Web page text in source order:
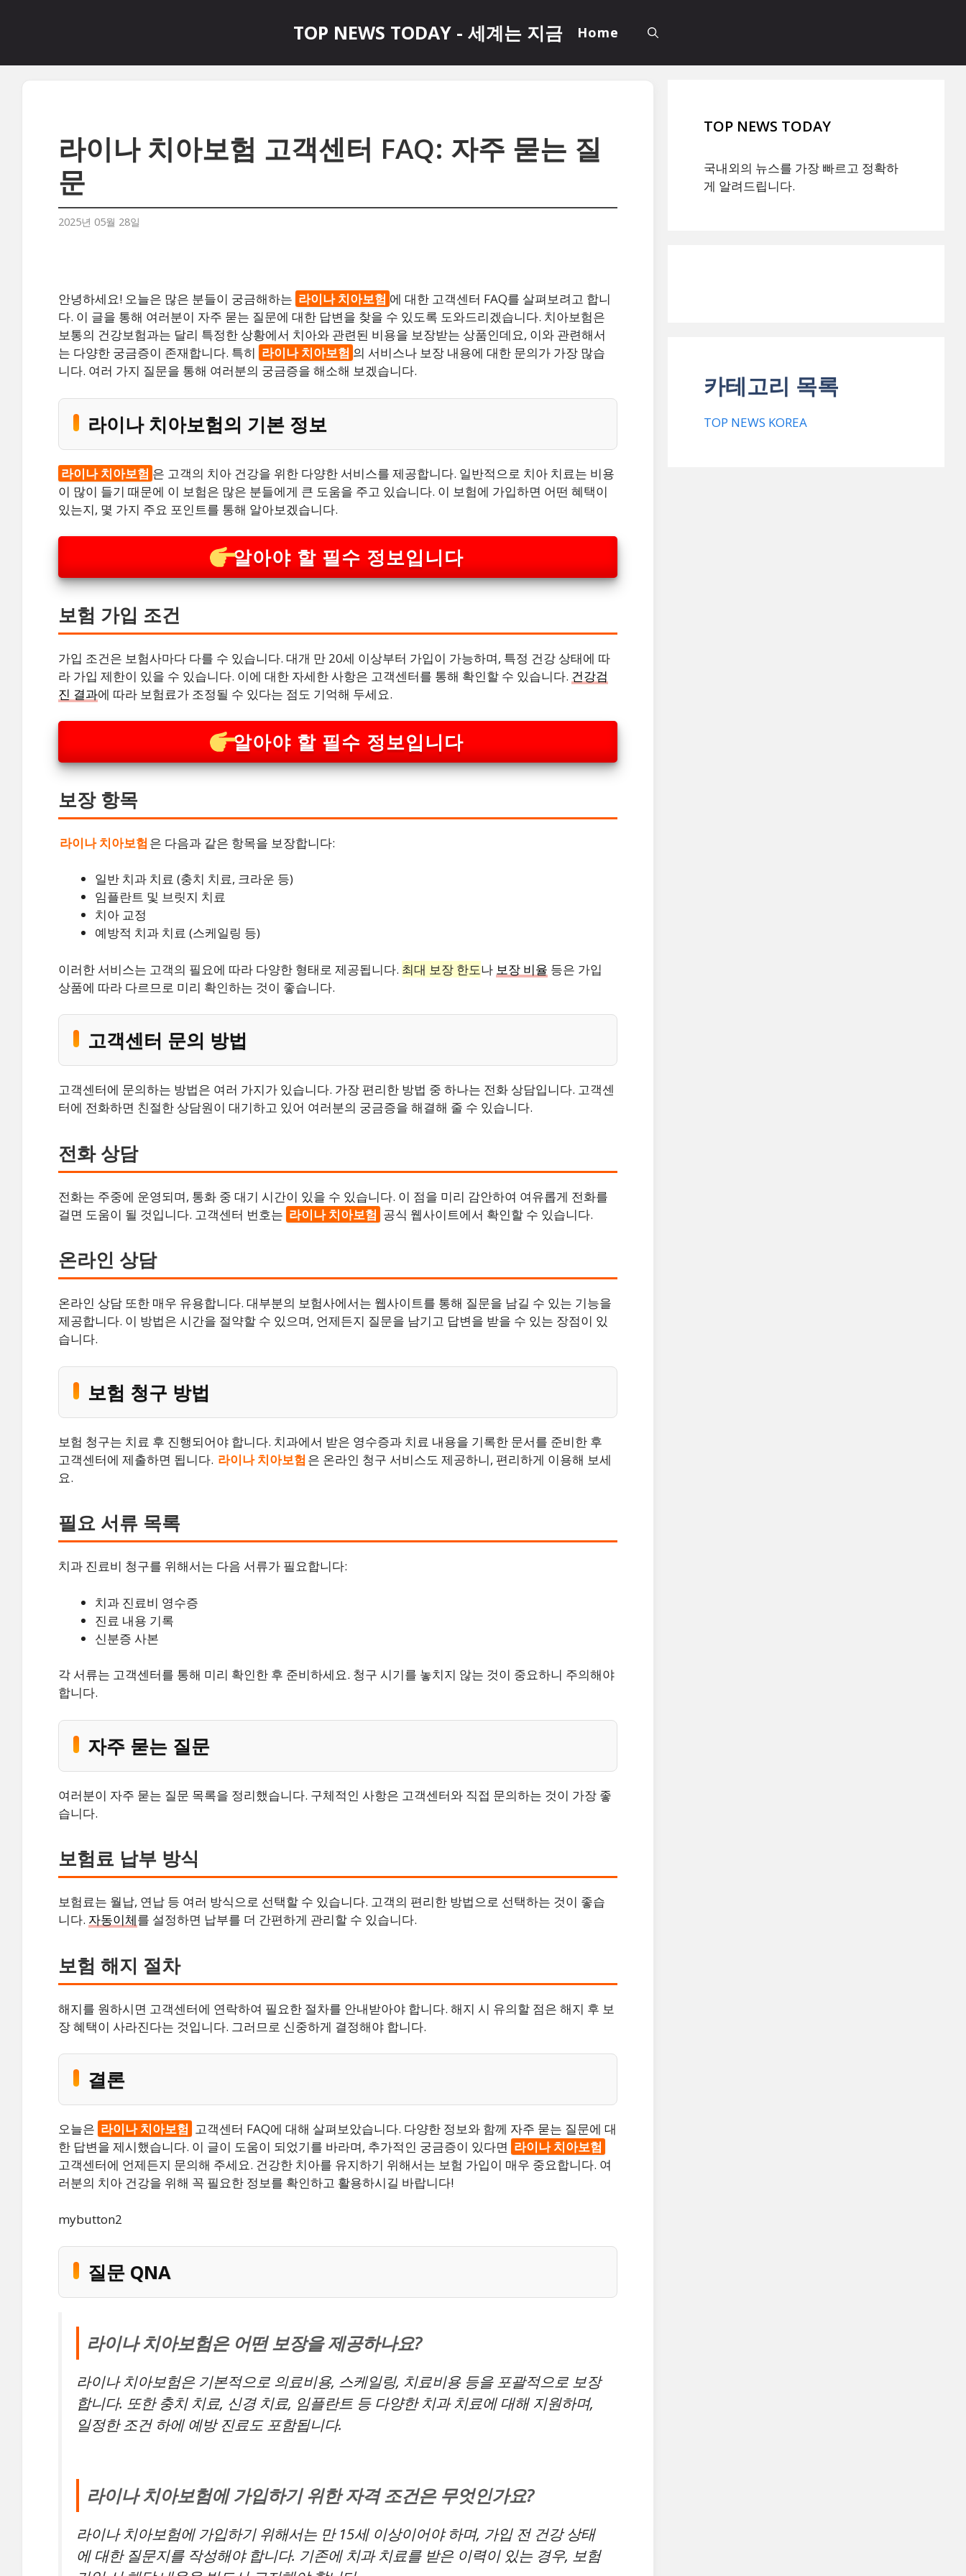
로
TOP NEWS TODAY - 세계는 지금 Home
라이나 치아보험 고객센터 FAQ: 자주 묻는 질
문
2025년 05월 28일
안녕하세요! 오늘은 많은 분들이 궁금해하는 라이나 치아보험 에 대한 고객센터 FAQ를 살펴보려고 합니
다. 이 글을 통해 여러분이 자주 묻는 질문에 대한 답변을 찾을 수 있도록 도와드리겠습니다. 치아보험은
보통의 건강보험과는 달리 특정한 상황에서 치아와 관련된 비용을 보장받는 상품인데요, 이와 관련해서
는 다양한 궁금증이 존재합니다. 특히 라이나 치아보험 의 서비스나 보장 내용에 대한 문의가 가장 많습
니다. 여러 가지 질문을 통해 여러분의 궁금증을 해소해 보겠습니다.
라이나 치아보험의 기본 정보
라이나 치아보험 은 고객의 치아 건강을 위한 다양한 서비스를 제공합니다. 일반적으로 치아 치료는 비용
이 많이 들기 때문에 이 보험은 많은 분들에게 큰 도움을 주고 있습니다. 이 보험에 가입하면 어떤 혜택이
있는지, 몇 가지 주요 포인트를 통해 알아보겠습니다.
알아야 할 필수 정보입니다
보험 가입 조건
가입 조건은 보험사마다 다를 수 있습니다. 대개 만 20세 이상부터 가입이 가능하며, 특정 건강 상태에 따
라 가입 제한이 있을 수 있습니다. 이에 대한 자세한 사항은 고객센터를 통해 확인할 수 있습니다. 건강검
진 결과에 따라 보험료가 조정될 수 있다는 점도 기억해 두세요.
알아야 할 필수 정보입니다
보장 항목
라이나 치아보험 은 다음과 같은 항목을 보장합니다:
일반 치과 치료 (충치 치료, 크라운 등)
임플란트 및 브릿지 치료
치아 교정
예방적 치과 치료 (스케일링 등)
이러한 서비스는 고객의 필요에 따라 다양한 형태로 제공됩니다. 최대 보장 한도나 보장 비율 등은 가입
상품에 따라 다르므로 미리 확인하는 것이 좋습니다.
고객센터 문의 방법
고객센터에 문의하는 방법은 여러 가지가 있습니다. 가장 편리한 방법 중 하나는 전화 상담입니다. 고객센
터에 전화하면 친절한 상담원이 대기하고 있어 여러분의 궁금증을 해결해 줄 수 있습니다.
전화 상담
전화는 주중에 운영되며, 통화 중 대기 시간이 있을 수 있습니다. 이 점을 미리 감안하여 여유롭게 전화를
걸면 도움이 될 것입니다. 고객센터 번호는 라이나 치아보험 공식 웹사이트에서 확인할 수 있습니다.
온라인 상담
온라인 상담 또한 매우 유용합니다. 대부분의 보험사에서는 웹사이트를 통해 질문을 남길 수 있는 기능을
제공합니다. 이 방법은 시간을 절약할 수 있으며, 언제든지 질문을 남기고 답변을 받을 수 있는 장점이 있
습니다.
보험 청구 방법
보험 청구는 치료 후 진행되어야 합니다. 치과에서 받은 영수증과 치료 내용을 기록한 문서를 준비한 후
고객센터에 제출하면 됩니다. 라이나 치아보험 은 온라인 청구 서비스도 제공하니, 편리하게 이용해 보세
요.
필요 서류 목록
치과 진료비 청구를 위해서는 다음 서류가 필요합니다:
치과 진료비 영수증
진료 내용 기록
신분증 사본
각 서류는 고객센터를 통해 미리 확인한 후 준비하세요. 청구 시기를 놓치지 않는 것이 중요하니 주의해야
합니다.
자주 묻는 질문
여러분이 자주 묻는 질문 목록을 정리했습니다. 구체적인 사항은 고객센터와 직접 문의하는 것이 가장 좋
습니다.
보험료 납부 방식
보험료는 월납, 연납 등 여러 방식으로 선택할 수 있습니다. 고객의 편리한 방법으로 선택하는 것이 좋습
니다. 자동이체를 설정하면 납부를 더 간편하게 관리할 수 있습니다.
보험 해지 절차
해지를 원하시면 고객센터에 연락하여 필요한 절차를 안내받아야 합니다. 해지 시 유의할 점은 해지 후 보
장 혜택이 사라진다는 것입니다. 그러므로 신중하게 결정해야 합니다.
결론
오늘은 라이나 치아보험 고객센터 FAQ에 대해 살펴보았습니다. 다양한 정보와 함께 자주 묻는 질문에 대
한 답변을 제시했습니다. 이 글이 도움이 되었기를 바라며, 추가적인 궁금증이 있다면 라이나 치아보험
고객센터에 언제든지 문의해 주세요. 건강한 치아를 유지하기 위해서는 보험 가입이 매우 중요합니다. 여
러분의 치아 건강을 위해 꼭 필요한 정보를 확인하고 활용하시길 바랍니다!
mybutton2
질문 QNA
라이나 치아보험은 어떤 보장을 제공하나요?
라이나 치아보험은 기본적으로 의료비용, 스케일링, 치료비용 등을 포괄적으로 보장
합니다. 또한 충치 치료, 신경 치료, 임플란트 등 다양한 치과 치료에 대해 지원하며,
일정한 조건 하에 예방 진료도 포함됩니다.
라이나 치아보험에 가입하기 위한 자격 조건은 무엇인가요?
라이나 치아보험에 가입하기 위해서는 만 15세 이상이어야 하며, 가입 전 건강 상태
에 대한 질문지를 작성해야 합니다. 기존에 치과 치료를 받은 이력이 있는 경우, 보험
TOP NEWS TODAY
국내외의 뉴스를 가장 빠르고 정확하
게 알려드립니다.
카테고리 목록
TOP NEWS KOREA